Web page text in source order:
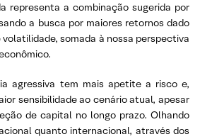
representa a combinação sugerida por
a busca por maiores retornos dado
somada à nossa perspectiva
agressiva tem mais apetite a risco e,
sensibilidade ao cenário atual, apesar
de capital no longo prazo. Olhando
quanto internacional, através dos